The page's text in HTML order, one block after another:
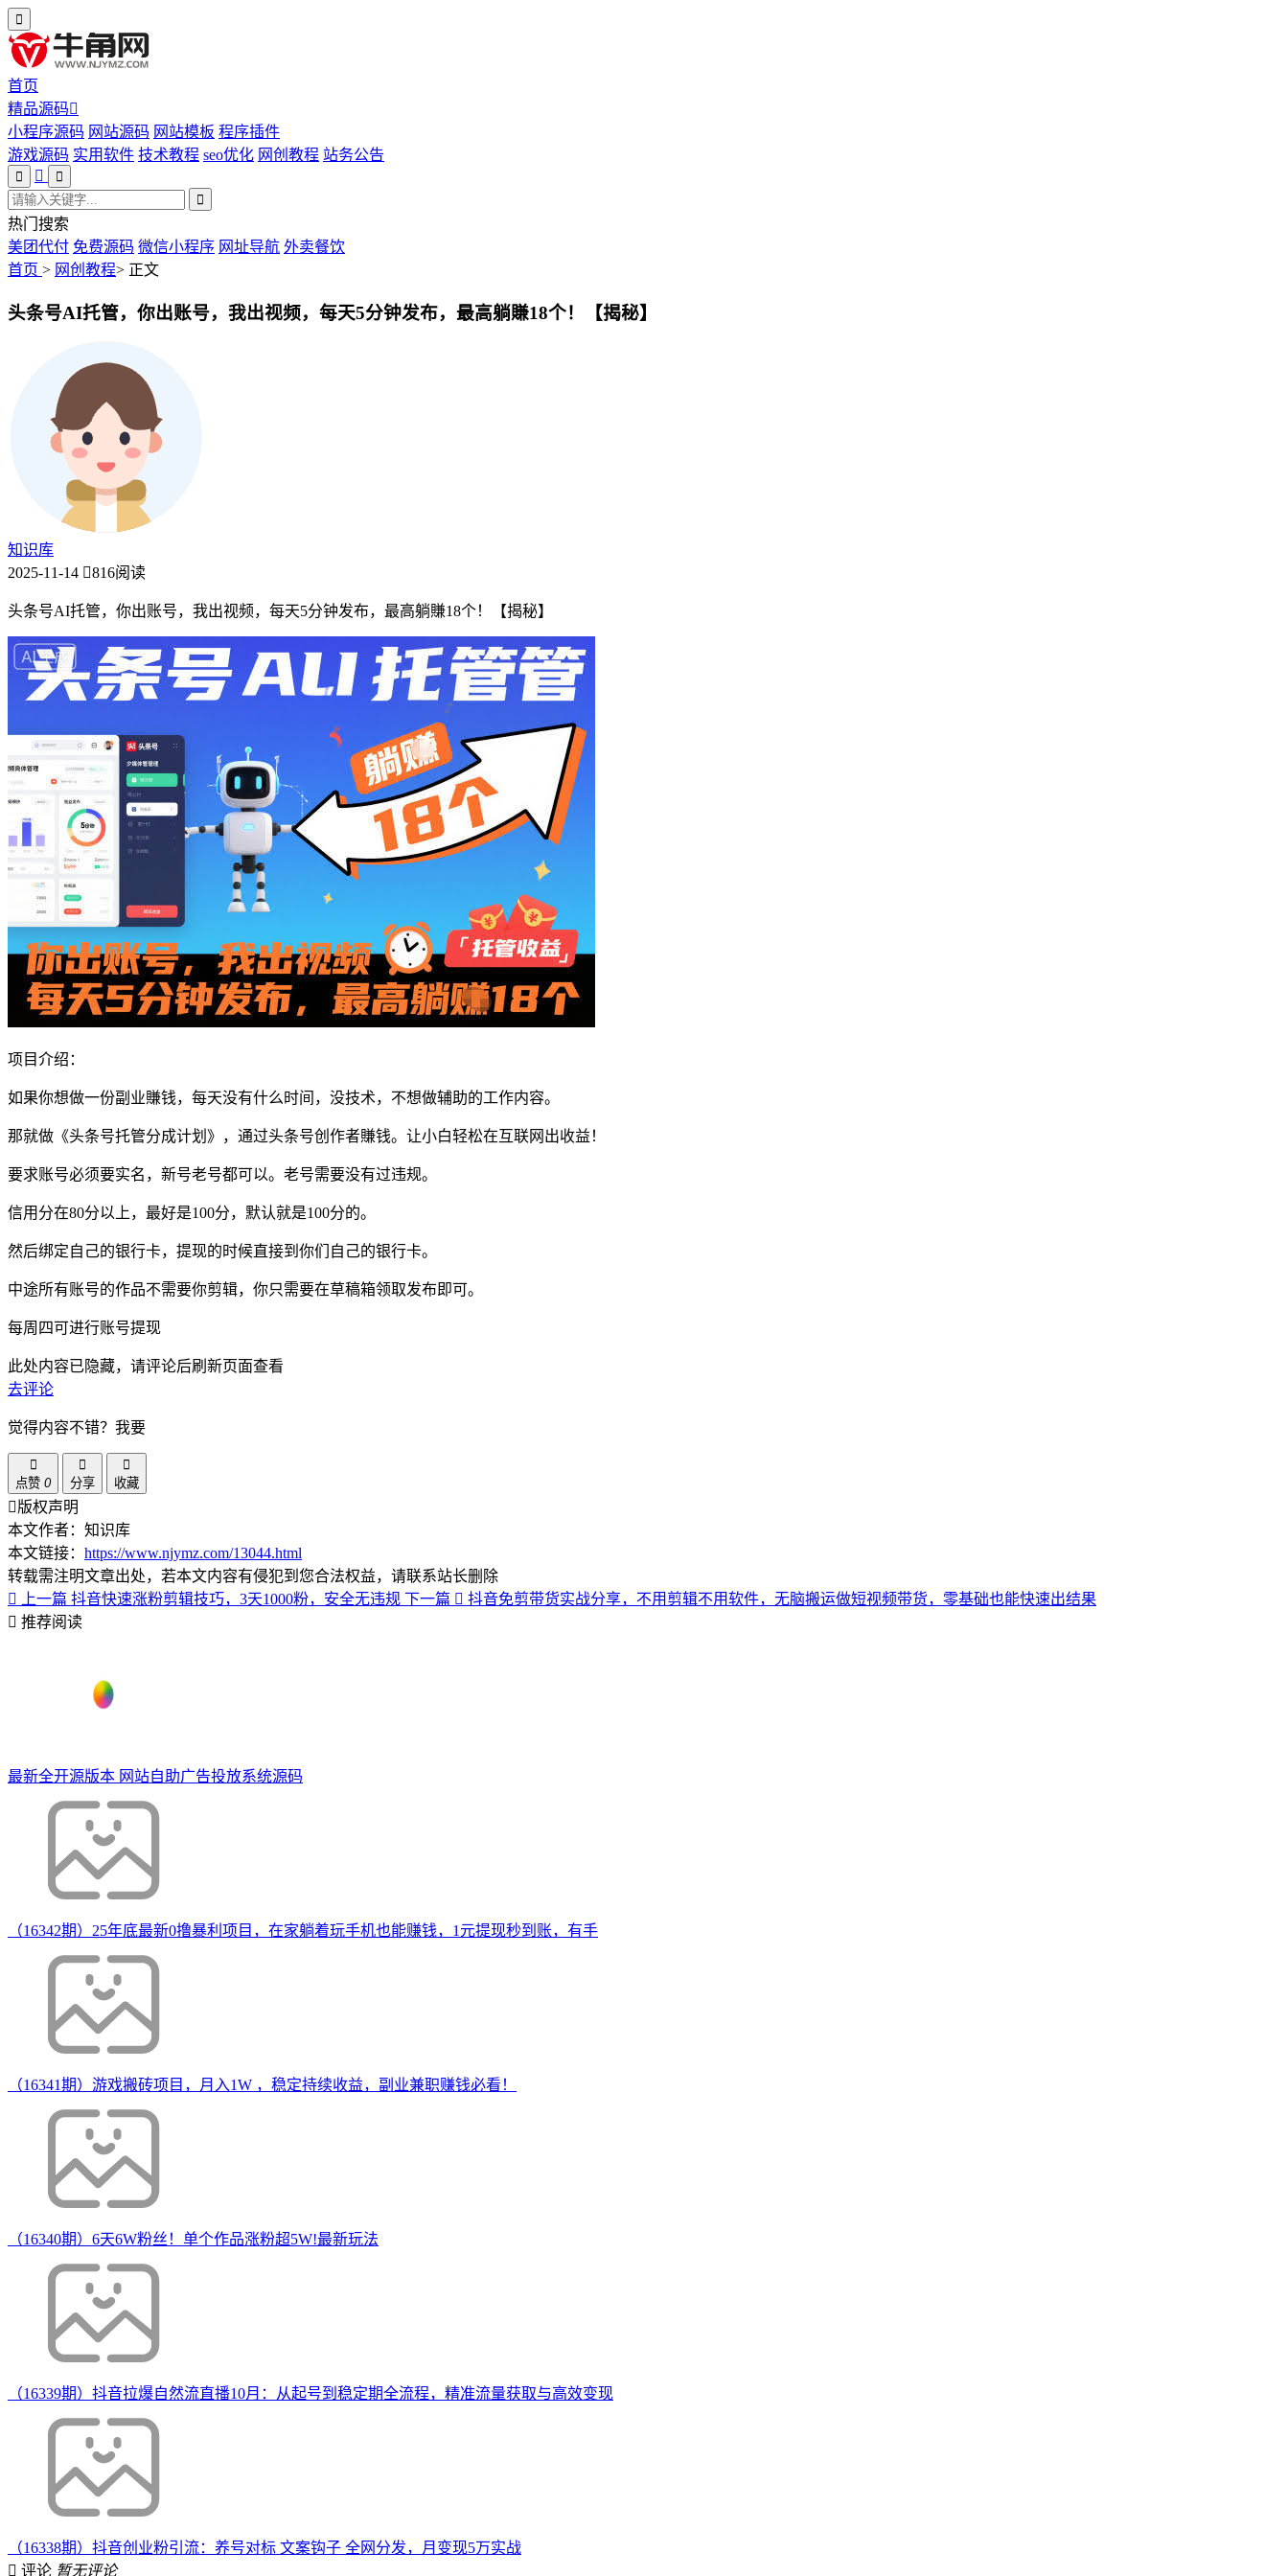
首页
精品源码
小程序源码 网站源码 网站模板 程序插件
游戏源码 实用软件 技术教程 seo优化 网创教程 站务公告
热门搜索
美团代付 免费源码 微信小程序 网址导航 外卖餐饮
首页 > 网创教程> 正文
头条号AI托管，你出账号，我出视频，每天5分钟发布，最高躺賺18个！【揭秘】
知识库
2025-11-14
816阅读
头条号AI托管，你出账号，我出视频，每天5分钟发布，最高躺賺18个！【揭秘】
项目介绍：
如果你想做一份副业賺钱，每天没有什么时间，没技术，不想做辅助的工作内容。
那就做《头条号托管分成计划》，通过头条号创作者賺钱。让小白轻松在互联网出收益！
要求账号必须要实名，新号老号都可以。老号需要没有过违规。
信用分在80分以上，最好是100分，默认就是100分的。
然后绑定自己的银行卡，提现的时候直接到你们自己的银行卡。
中途所有账号的作品不需要你剪辑，你只需要在草稿箱领取发布即可。
每周四可进行账号提现
此处内容已隐藏，请评论后刷新页面查看
去评论
觉得内容不错？我要
点赞 0 分享 收藏
版权声明
本文作者：知识库
本文链接： https://www.njymz.com/13044.html
转载需注明文章出处，若本文内容有侵犯到您合法权益，请联系站长删除
上一篇 抖音快速涨粉剪辑技巧，3天1000粉，安全无违规 下一篇
抖音免剪带货实战分享，不用剪辑不用软件，无脑搬运做短视频带货，零基础也能快速出结果
推荐阅读
最新全开源版本 网站自助广告投放系统源码
（16342期）25年底最新0撸暴利项目，在家躺着玩手机也能赚钱，1元提现秒到账，有手
（16341期）游戏搬砖项目，月入1W ，稳定持续收益，副业兼职赚钱必看！
（16340期）6天6W粉丝！单个作品涨粉超5W!最新玩法
（16339期）抖音拉爆自然流直播10月：从起号到稳定期全流程，精准流量获取与高效变现
（16338期）抖音创业粉引流：养号对标 文案钩子 全网分发，月变现5万实战
评论 暂无评论